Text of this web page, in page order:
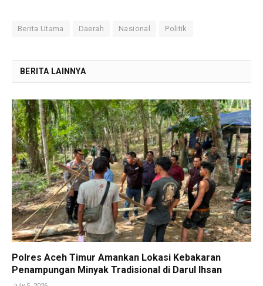
Berita Utama Daerah Nasional Politik
BERITA LAINNYA
Polres Aceh Timur Amankan Lokasi Kebakaran
Penampungan Minyak Tradisional di Darul Ihsan